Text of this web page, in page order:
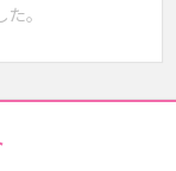
。